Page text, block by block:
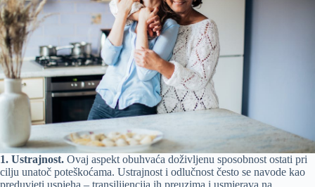
1. Ustrajnost. Ovaj aspekt obuhvaća doživljenu sposobnost ostati pri
cilju unatoč poteškoćama. Ustrajnost i odlučnost često se navode kao
preduvjeti uspjeha – transilijencija ih preuzima i usmjerava na